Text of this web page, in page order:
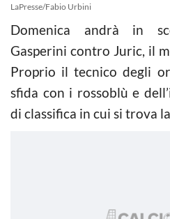
LaPresse/Fabio Urbini
Domenica andrà in
Gasperini contro Juric, il
Proprio il tecnico degli
sfida con i rossoblù e
di classifica in cui si trova la